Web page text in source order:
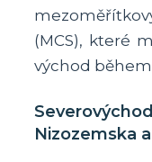
(MCS), které
východ během
Nizozemska